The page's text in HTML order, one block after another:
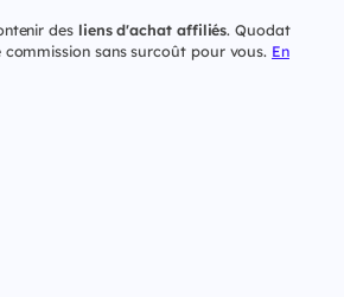
des liens d'achat affiliés. Quodat
sans surcoût pour vous. En